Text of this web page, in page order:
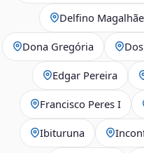
Delfino
Dona Gregória
Edgar Pereira
Francisco Peres I
Ibituruna